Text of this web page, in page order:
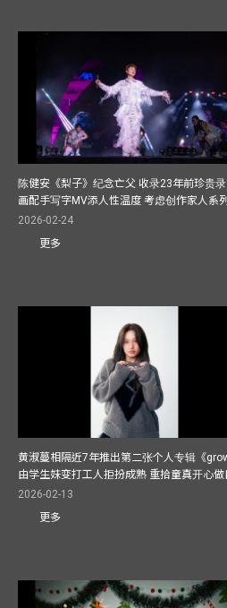
陈健安《梨子》纪念亡父 收录23年前珍贵
画配手写字MV添人性温度 考虑创作家人系列
2026-02-24
更多
黄淑蔓相隔近7年推出第二张个人专辑《
由学生妹变打工人拒扮成熟 重拾童真开心做
2026-02-13
更多